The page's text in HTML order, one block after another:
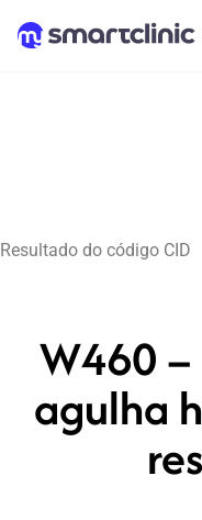
Resultado do código CID
W460
agulha